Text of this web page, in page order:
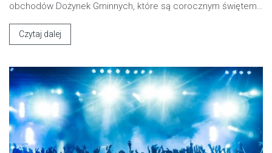
obchodów Dożynek Gminnych, które są corocznym świętem…
Czytaj dalej